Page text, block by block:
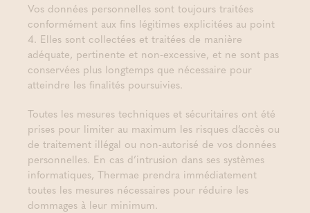
Vos données personnelles sont toujours traitées
conformément aux fins légitimes explicitées au point
4. Elles sont collectées et traitées de manière
adéquate, pertinente et non-excessive, et ne sont pas
conservées plus longtemps que nécessaire pour
atteindre les finalités poursuivies.
Toutes les mesures techniques et sécuritaires ont été
prises pour limiter au maximum les risques d’accès ou
de traitement illégal ou non-autorisé de vos données
personnelles. En cas d’intrusion dans ses systèmes
informatiques, Thermae prendra immédiatement
toutes les mesures nécessaires pour réduire les
dommages à leur minimum.